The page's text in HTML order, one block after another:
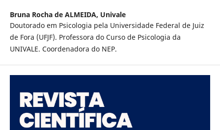
Bruna Rocha de ALMEIDA, Univale
Doutorado em Psicologia pela Universidade Federal de Juiz
de Fora (UFJF). Professora do Curso de Psicologia da
UNIVALE. Coordenadora do NEP.